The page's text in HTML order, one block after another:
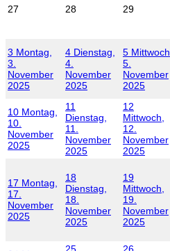
27
28 29
3 Montag,
3.
November
2025
4 Dienstag,
4.
November
2025
5 Mittwoch,
5.
November
2025
10 Montag,
10.
November
2025
11
Dienstag,
11.
November
2025
12
Mittwoch,
12.
November
2025
17 Montag,
17.
November
2025
18
Dienstag,
18.
November
2025
19
Mittwoch,
19.
November
2025